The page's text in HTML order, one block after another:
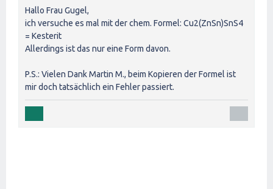
Hallo Frau Gugel,
ich versuche es mal mit der chem. Formel: Cu2(ZnSn)SnS4
= Kesterit
Allerdings ist das nur eine Form davon.
P.S.: Vielen Dank Martin M., beim Kopieren der Formel ist
mir doch tatsächlich ein Fehler passiert.